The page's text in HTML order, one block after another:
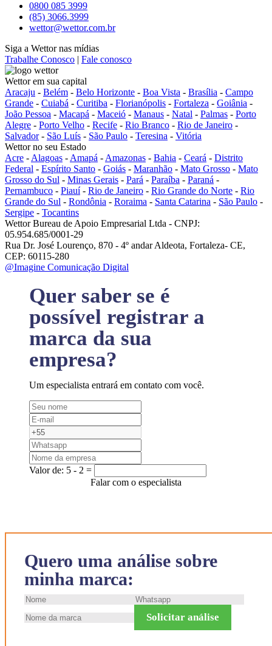
Quero uma análise sobre
minha marca:
Solicitar análise
0800 085 3999
(85) 3066.3999
wettor@wettor.com.br
Siga a Wettor nas mídias
Trabalhe Conosco | Fale conosco
Wettor em sua capital
Aracaju - Belém - Belo Horizonte - Boa Vista - Brasília - Campo
Grande - Cuiabá - Curitiba - Florianópolis - Fortaleza - Goiânia -
João Pessoa - Macapá - Maceió - Manaus - Natal - Palmas - Porto
Alegre - Porto Velho - Recife - Rio Branco - Rio de Janeiro -
Salvador- São Luís - São Paulo - Teresina - Vitória
Wettor no seu Estado
Acre - Alagoas - Amapá - Amazonas - Bahia - Ceará - Distrito
Federal - Espírito Santo - Goiás - Maranhão - Mato Grosso - Mato
Grosso do Sul - Minas Gerais - Pará - Paraíba - Paraná -
Pernambuco - Piauí- Rio de Janeiro - Rio Grande do Norte - Rio
Grande do Sul - Rondônia - Roraima - Santa Catarina - São Paulo -
Sergipe - Tocantins
Wettor Bureau de Apoio Empresarial Ltda - CNPJ:
05.954.685/0001-29
Rua Dr. José Lourenço, 870 - 4º andar Aldeota, Fortaleza- CE,
CEP: 60115-280
@Imagine Comunicação Digital
Quer saber se é
possível registrar a
marca da sua
empresa?
Um especialista entrará em contato com você.
Valor de: 5 - 2 =
Falar com o especialista